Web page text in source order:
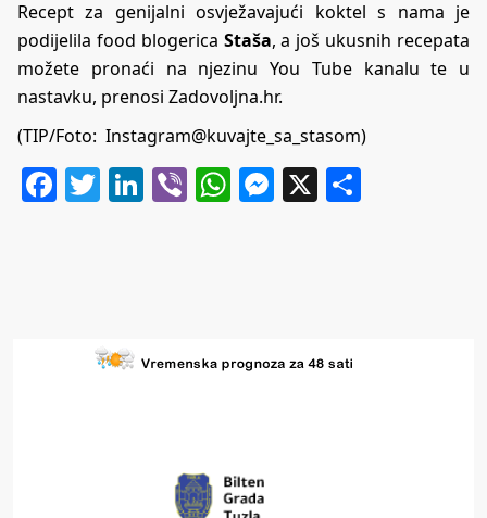
Recept za genijalni osvježavajući koktel s nama je
podijelila food blogerica Staša, a još ukusnih recepata
možete pronaći na njezinu You Tube kanalu te u
nastavku, prenosi Zadovoljna.hr.
(TIP/Foto: Instagram@kuvajte_sa_stasom)
Facebook
Twitter
LinkedIn
ViberWhatsApp
Messenger
X